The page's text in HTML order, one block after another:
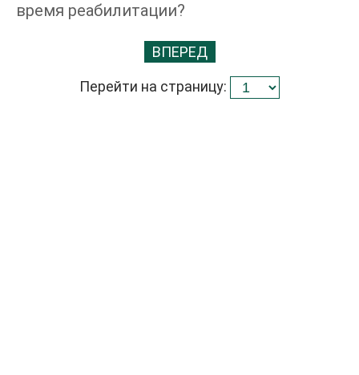
время реабилитации?
ВПЕРЕД
Перейти на страницу: